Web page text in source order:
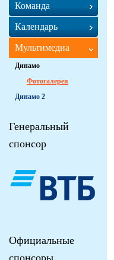
Команда
Календарь
Мультимедиа
Динамо
Фотогалерея
Динамо 2
Генеральный
спонсор
Официальные
спонсоры